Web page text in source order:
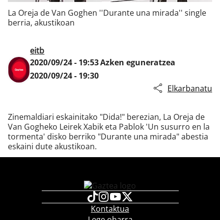
La Oreja de Van Goghen ''Durante una mirada'' single
berria, akustikoan
eitb
2020/09/24 - 19:53Azken eguneratzea
2020/09/24 - 19:30
Elkarbanatu
Zinemaldiari eskainitako "Dida!" berezian, La Oreja de
Van Gogheko Leirek Xabik eta Pablok 'Un susurro en la
tormenta' disko berriko "Durante una mirada" abestia
eskaini dute akustikoan.
Kontaktua